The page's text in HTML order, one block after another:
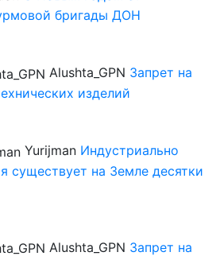
бригады ДОН
Alushta_GPN Запрет на
изделий
Yurijman Индустриально
существует на Земле десятки
Alushta_GPN Запрет на